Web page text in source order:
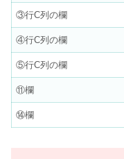
③行C列の欄
④行C列の欄
⑤行C列の欄
⑪欄
⑭欄